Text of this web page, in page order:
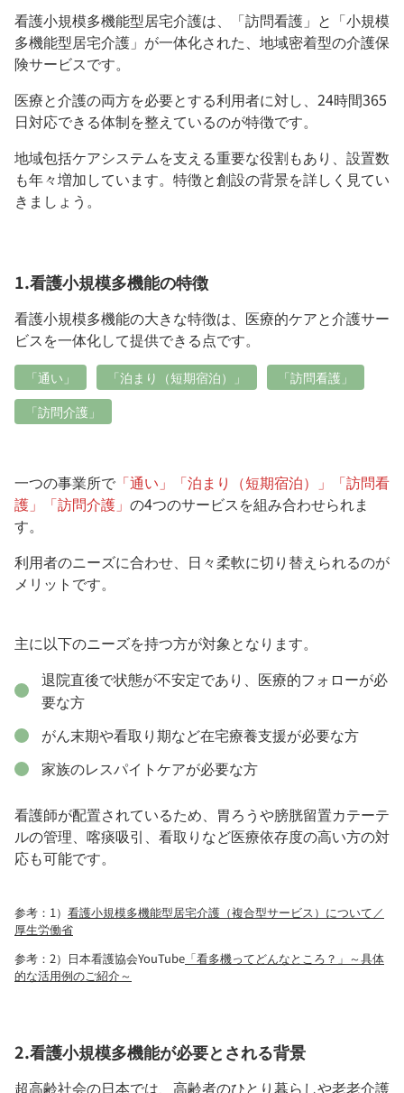
看護小規模多機能型居宅介護は、「訪問看護」と「小規模
多機能型居宅介護」が一体化された、地域密着型の介護保
険サービスです。
医療と介護の両方を必要とする利用者に対し、24時間365
日対応できる体制を整えているのが特徴です。
地域包括ケアシステムを支える重要な役割もあり、設置数
も年々増加しています。特徴と創設の背景を詳しく見てい
きましょう。
1.看護小規模多機能の特徴
看護小規模多機能の大きな特徴は、医療的ケアと介護サー
ビスを一体化して提供できる点です。
「通い」 「泊まり（短期宿泊）」
「訪問看護」
「訪問介護」
一つの事業所で 「通い」「泊まり（短期宿泊）」「訪問看
護」「訪問介護」 の4つのサービスを組み合わせられま
す。
利用者のニーズに合わせ、日々柔軟に切り替えられるのが
メリットです。
主に以下のニーズを持つ方が対象となります。
退院直後で状態が不安定であり、医療的フォローが必
要な方
がん末期や看取り期など在宅療養支援が必要な方
家族のレスパイトケアが必要な方
看護師が配置されているため、胃ろうや膀胱留置カテーテ
ルの管理、喀痰吸引、看取りなど医療依存度の高い方の対
応も可能です。
参考：1） 看護小規模多機能型居宅介護（複合型サービス）について／
厚生労働省
参考：2）日本看護協会YouTube 「看多機ってどんなところ？」～具体
的な活用例のご紹介～
2.看護小規模多機能が必要とされる背景
超高齢社会の日本では、高齢者のひとり暮らしや老老介護